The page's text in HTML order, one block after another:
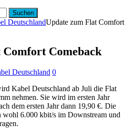
DeutschlandUpdate zum Flat Comfort
Comeback
Deutschland 0
Kabel Deutschland ab Juli die Flat
nehmen. Sie wird im ersten Jahr
dem ersten Jahr dann 19,90 €. Die
6.000 kbit/s im Downstream und